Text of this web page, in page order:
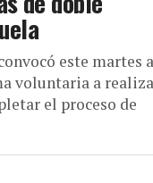
este martes
voluntaria a
el proceso de